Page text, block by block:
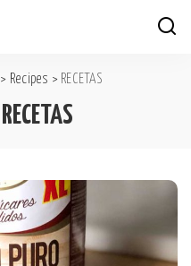
> Recipes > RECETAS
RECETAS